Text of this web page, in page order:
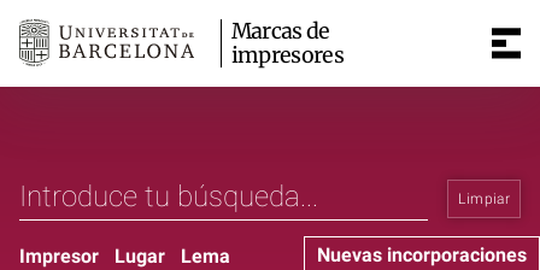
Marcas de
impresores
Limpiar
Nuevas incorporaciones
Impresor Lugar
Lema